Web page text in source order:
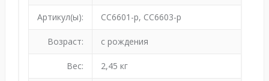
Артикул(ы): CC6601-p, CC6603-p
Возраст: с рождения
Вес: 2,45 кг